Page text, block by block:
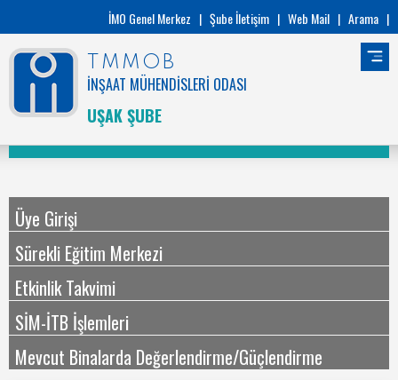
İMO Genel Merkez | Şube İletişim | Web Mail | Arama |
TMMOB
İNŞAAT MÜHENDİSLERİ ODASI
UŞAK ŞUBE
Üye Girişi
Sürekli Eğitim Merkezi
Etkinlik Takvimi
SİM-İTB İşlemleri
Mevcut Binalarda Değerlendirme/Güçlendirme